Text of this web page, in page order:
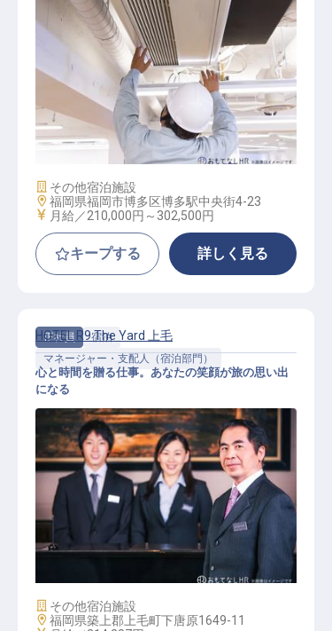
施設管理
施設業態
その他宿泊施設
勤務地
福岡県福岡市博多区博多駅中央街4-23
給与
月給／210,000円～ 302,500円
キープする 詳しく見る
正社員
宿泊
マネージャー・支配人（宿泊部門）
【HOTEL R9 The Yard 上毛】運営マ
ネージャー
HOTEL R9 The Yard 上毛
心と時間を贈る仕事。あなたの笑顔が旅の思い出
になる
施設業態
その他宿泊施設
勤務地
福岡県築上郡上毛町下唐原1649-11